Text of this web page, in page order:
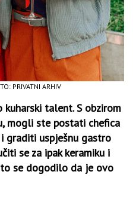
PRIVATNI ARHIV
kuharski talent. S obzirom
mogli ste postati chefica
graditi uspješnu gastro
se za ipak keramiku i
se dogodilo da je ovo